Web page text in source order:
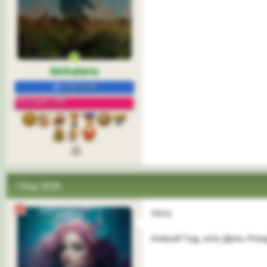
Skitalets
Репутация: 38%
1 Мар 2026
Лето
Новый Год, или День